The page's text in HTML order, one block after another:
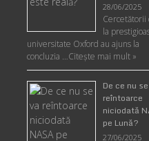
28/06/2025
Cercetătorii
la
universitate Oxford au ajuns la
concluzia …Citește mai mult »
De ce nu
reîntoarce
niciodată
pe Lună?
27/06/2025